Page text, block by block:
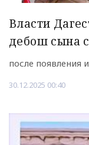
Власти
дебош сына
после появления
30.12.2025 00:40